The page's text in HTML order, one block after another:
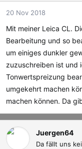
20 Nov 2018
Mit meiner Leica CL.
Bearbeitung und so
um einiges dunkler
zuzuschreiben ist und
Tonwertspreizung
umgekehrt machen
machen können. Da
Juergen64
Da fällt uns